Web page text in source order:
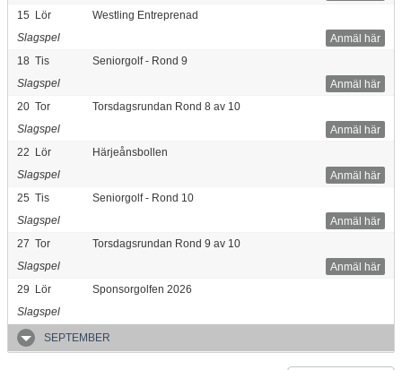
15 Lör
Westling Entreprenad
Anmäl här
Slagspel
18 Tis
Seniorgolf - Rond 9
Anmäl här
Slagspel
20 Tor
Torsdagsrundan Rond 8 av 10
Anmäl här
Slagspel
22 Lör
Härjeånsbollen
Anmäl här
Slagspel
25 Tis
Seniorgolf - Rond 10
Anmäl här
Slagspel
27 Tor
Torsdagsrundan Rond 9 av 10
Anmäl här
Slagspel
29 Lör
Sponsorgolfen 2026
Slagspel
SEPTEMBER